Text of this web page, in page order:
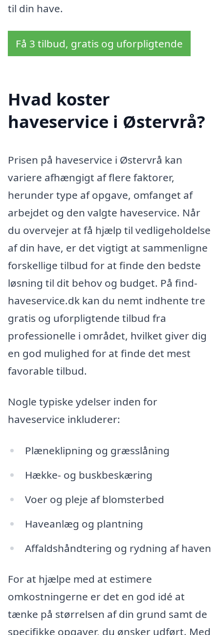
til din have.
Få 3 tilbud, gratis og uforpligtende
Hvad koster
haveservice i Østervrå?
Prisen på haveservice i Østervrå kan
variere afhængigt af flere faktorer,
herunder type af opgave, omfanget af
arbejdet og den valgte haveservice. Når
du overvejer at få hjælp til vedligeholdelse
af din have, er det vigtigt at sammenligne
forskellige tilbud for at finde den bedste
løsning til dit behov og budget. På find-
haveservice.dk kan du nemt indhente tre
gratis og uforpligtende tilbud fra
professionelle i området, hvilket giver dig
en god mulighed for at finde det mest
favorable tilbud.
Nogle typiske ydelser inden for
haveservice inkluderer:
Plæneklipning og græsslåning
Hække- og buskbeskæring
Voer og pleje af blomsterbed
Haveanlæg og plantning
Affaldshåndtering og rydning af haven
For at hjælpe med at estimere
omkostningerne er det en god idé at
tænke på størrelsen af din grund samt de
specifikke opgaver, du ønsker udført. Med